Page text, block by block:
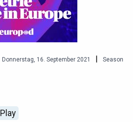
Donnerstag, 16. September 2021 |
Season
Play